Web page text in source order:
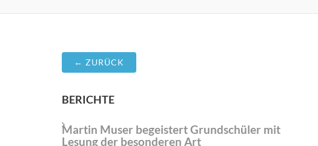
← ZURÜCK
BERICHTE
Martin Muser begeistert Grundschüler mit
Lesung der besonderen Art